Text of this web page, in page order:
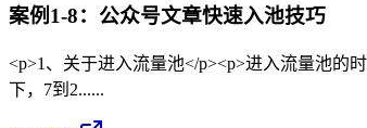
案例1-8：公众号文章快速入池技巧
<p>1、关于进入流量池</p><p>进入流量池的
下，7到2......